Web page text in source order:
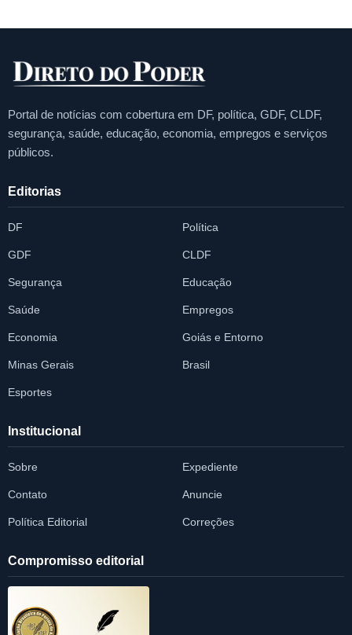
Portal de notícias com cobertura em DF, política, GDF, CLDF,
segurança, saúde, educação, economia, empregos e serviços
públicos.
Editorias
DF Política
GDF CLDF
Segurança Educação
Saúde Empregos
Economia Goiás e Entorno
Minas Gerais Brasil
Esportes
Institucional
Sobre Expediente
Contato Anuncie
Política Editorial Correções
Compromisso editorial